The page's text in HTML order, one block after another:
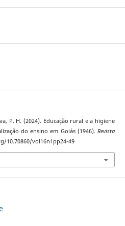
P. H. (2024). Educação rural e a higiene
do ensino em Goiás (1946).Revista
10.70860/vol16n1pp24-49